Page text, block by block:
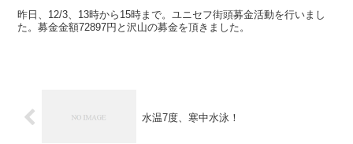
昨日、12/3、13時から15時まで。ユニセフ街頭募金活動を行いまし
た。募金金額72897円と沢山の募金を頂きました。
水温7度、寒中水泳！